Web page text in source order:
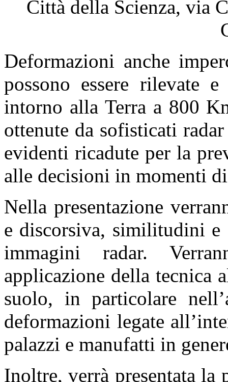
Città della Scienza, via
Deformazioni anche
possono essere rilevate
intorno alla Terra a 800
ottenute da sofisticati
evidenti ricadute per la
alle decisioni in momenti
Nella presentazione
e discorsiva, similitudini
immagini radar.
applicazione della tecnica
suolo, in particolare
deformazioni legate
palazzi e manufatti in
Inoltre, verrà presentata la